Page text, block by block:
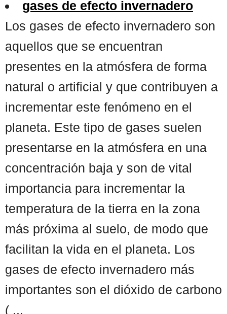
gases de efecto invernadero
Los gases de efecto invernadero son
aquellos que se encuentran
presentes en la atmósfera de forma
natural o artificial y que contribuyen a
incrementar este fenómeno en el
planeta. Este tipo de gases suelen
presentarse en la atmósfera en una
concentración baja y son de vital
importancia para incrementar la
temperatura de la tierra en la zona
más próxima al suelo, de modo que
facilitan la vida en el planeta. Los
gases de efecto invernadero más
importantes son el dióxido de carbono
( ...